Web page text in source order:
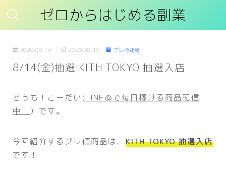
ゼロからはじめる副業
2020.08.14 2020.08.18 プレ値速報！
8/14(金)抽選!KITH TOKYO 抽選入店
どうも！こーだい(LINE＠で毎日稼げる商品配信
中！ ）です。
今回紹介するプレ値商品は、 KITH TOKYO 抽選入店
です！